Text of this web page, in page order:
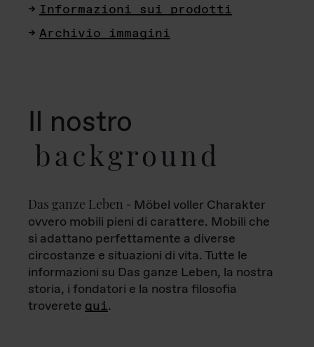
Informazioni sui prodotti
Archivio immagini
Il nostro
background
Das ganze Leben - Möbel voller Charakter
ovvero mobili pieni di carattere. Mobili che
si adattano perfettamente a diverse
circostanze e situazioni di vita. Tutte le
informazioni su Das ganze Leben, la nostra
storia, i fondatori e la nostra filosofia
troverete qui.